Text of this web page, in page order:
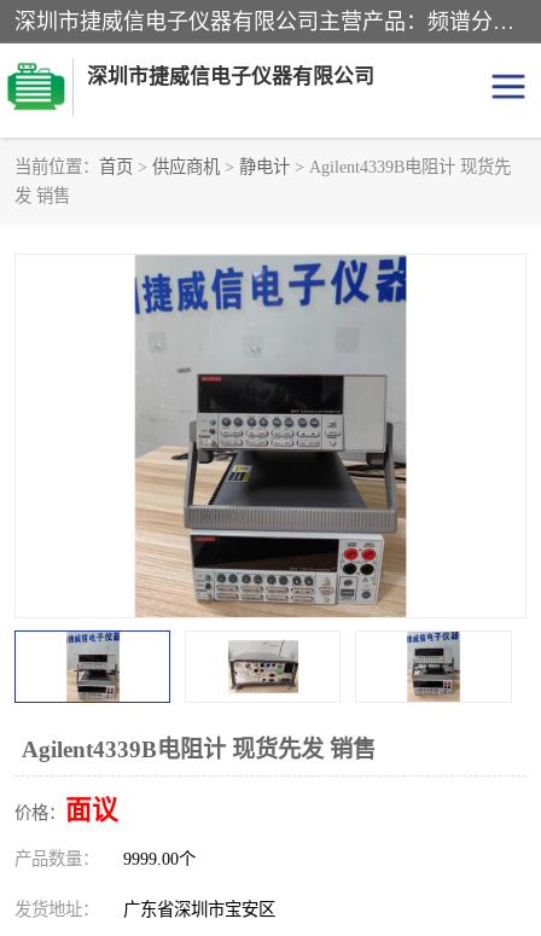
深圳市捷威信电子仪器有限公司主营产品：频谱分析仪.信号发生器.网络分析仪.音频分析仪，示波器，电源，音频分析仪。综合测试仪。蓝牙测试仪等
深圳市捷威信电子仪器有限公司
当前位置： 首页 > 供应商机 > 静电计 > Agilent4339B电阻计 现货先
发 销售
Agilent4339B电阻计 现货先发 销售
价格： 面议
产品数量： 9999.00个
发货地址： 广东省深圳市宝安区
探头
网络分析仪
信号源
数据采集仪
数字源表
函数信号发生器
直流电源
阻抗分析仪 LCR电桥
频率计 无线测试仪
静电计